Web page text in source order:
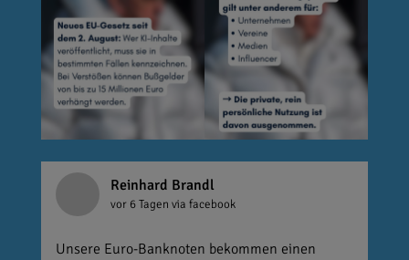
Reinhard Brandl
vor 6 Tagen via facebook
Unsere Euro-Banknoten bekommen einen